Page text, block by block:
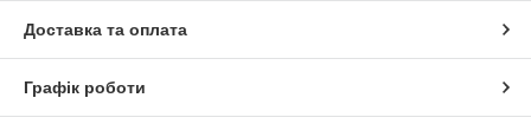
Доставка та оплата
Графік роботи